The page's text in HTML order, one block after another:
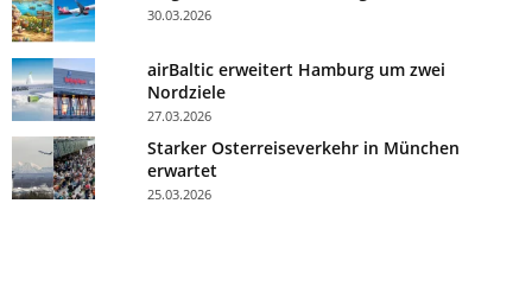
30.03.2026
airBaltic erweitert Hamburg um zwei
Nordziele
27.03.2026
Starker Osterreiseverkehr in München
erwartet
25.03.2026